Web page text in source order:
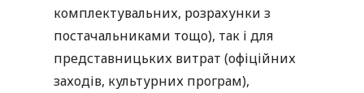
комплектувальних, розрахунки з
постачальниками тощо), так і для
представницьких витрат (офіційних
заходів, культурних програм),